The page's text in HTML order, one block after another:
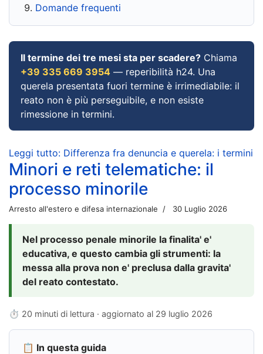
Domande frequenti
Il termine dei tre mesi sta per scadere? Chiama
+39 335 669 3954 — reperibilità h24. Una
querela presentata fuori termine è irrimediabile: il
reato non è più perseguibile, e non esiste
rimessione in termini.
Leggi tutto: Differenza fra denuncia e querela: i termini
Minori e reti telematiche: il
processo minorile
Arresto all'estero e difesa internazionale 30 Luglio 2026
Nel processo penale minorile la finalita' e'
educativa, e questo cambia gli strumenti: la
messa alla prova non e' preclusa dalla gravita'
del reato contestato.
⏱ 20 minuti di lettura · aggiornato al 29 luglio 2026
📋 In questa guida